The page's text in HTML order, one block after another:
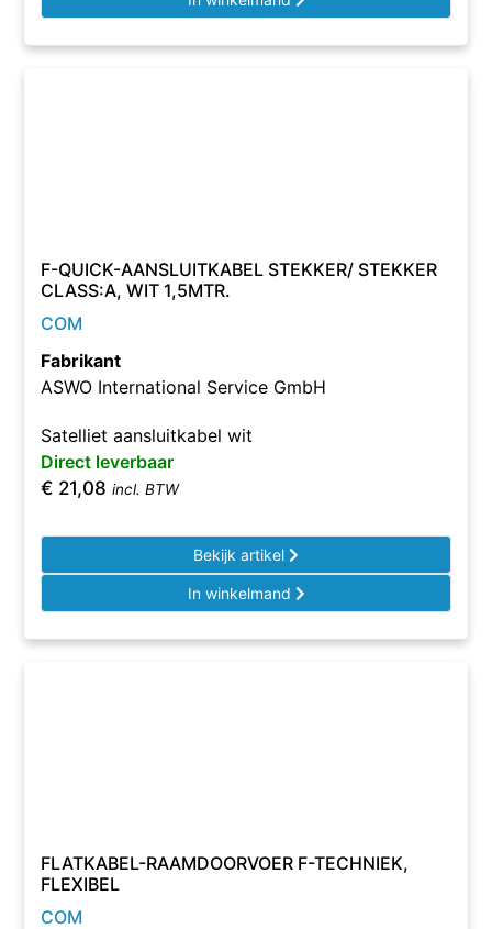
F-QUICK-AANSLUITKABEL STEKKER/ STEKKER
CLASS:A, WIT 1,5MTR.
COM
Fabrikant
ASWO International Service GmbH
Satelliet aansluitkabel wit
Direct leverbaar
€ 21,08 incl. BTW
Bekijk artikel
In winkelmand
FLATKABEL-RAAMDOORVOER F-TECHNIEK,
FLEXIBEL
COM